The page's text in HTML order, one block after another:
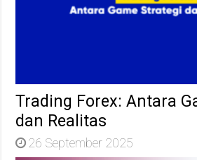
Trading Forex: Antara
dan Realitas
26 September 2025